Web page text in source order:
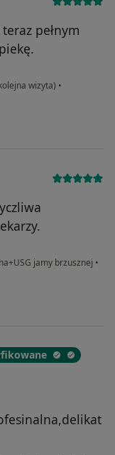
pełnym
wizyta) •
jamy brzusznej •